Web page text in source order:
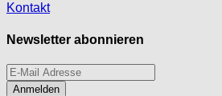
Kontakt
Newsletter abonnieren
Anmelden